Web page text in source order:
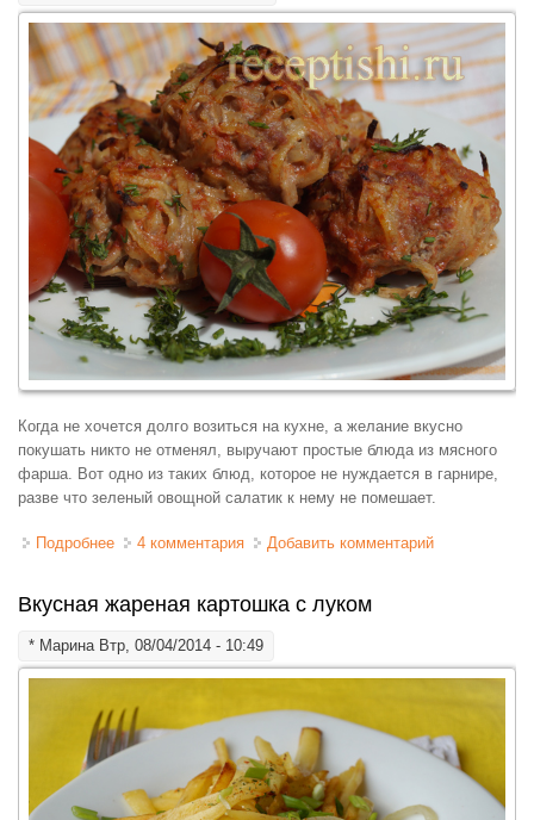
Когда не хочется долго возиться на кухне, а желание вкусно
покушать никто не отменял, выручают простые блюда из мясного
фарша. Вот одно из таких блюд, которое не нуждается в гарнире,
разве что зеленый овощной салатик к нему не помешает.
Подробнее о Тефтели с картошкой, запеченные в духовке
4 комментария Добавить комментарий
Вкусная жареная картошка с луком
* МаринаВтр, 08/04/2014 - 10:49